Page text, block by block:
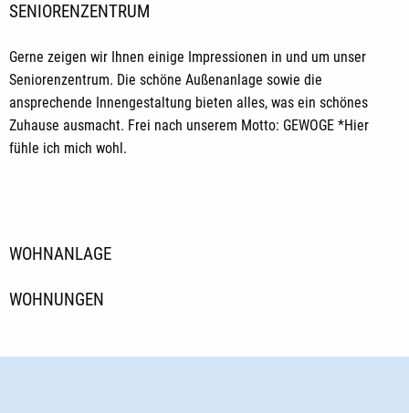
SENIORENZENTRUM
Gerne zeigen wir Ihnen einige Impressionen in und um unser
Seniorenzentrum. Die schöne Außenanlage sowie die
ansprechende Innengestaltung bieten alles, was ein schönes
Zuhause ausmacht. Frei nach unserem Motto: GEWOGE *Hier
fühle ich mich wohl.
WOHNANLAGE
WOHNUNGEN